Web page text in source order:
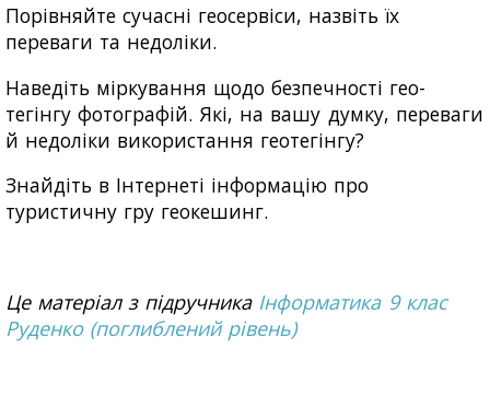
Порівняйте сучасні геосервіси, назвіть їх
переваги та недоліки.
Наведіть міркування щодо безпечності гео-
тегінгу фотографій. Які, на вашу думку, переваги
й недоліки використання геотегінгу?
Знайдіть в Інтернеті інформацію про
туристичну гру геокешинг.
Це матеріал з підручника Інформатика 9 клас
Руденко (поглиблений рівень)